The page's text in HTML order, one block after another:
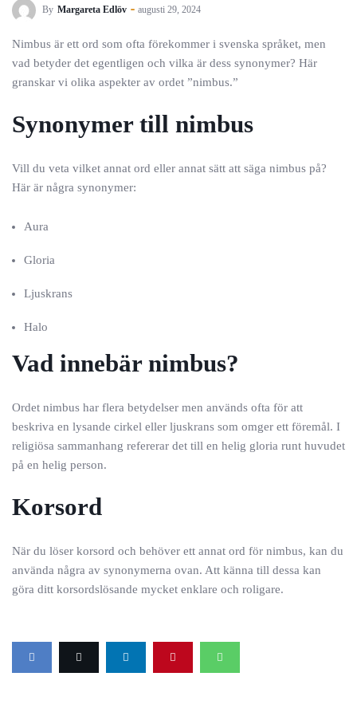
By Margareta Edlöv augusti 29, 2024
Nimbus är ett ord som ofta förekommer i svenska språket, men
vad betyder det egentligen och vilka är dess synonymer? Här
granskar vi olika aspekter av ordet ”nimbus.”
Synonymer till nimbus
Vill du veta vilket annat ord eller annat sätt att säga nimbus på?
Här är några synonymer:
Aura
Gloria
Ljuskrans
Halo
Vad innebär nimbus?
Ordet nimbus har flera betydelser men används ofta för att
beskriva en lysande cirkel eller ljuskrans som omger ett föremål. I
religiösa sammanhang refererar det till en helig gloria runt huvudet
på en helig person.
Korsord
När du löser korsord och behöver ett annat ord för nimbus, kan du
använda några av synonymerna ovan. Att känna till dessa kan
göra ditt korsordslösande mycket enklare och roligare.